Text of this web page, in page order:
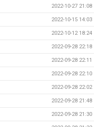
2022-10-27 21:08
2022-10-15 14:03
2022-10-12 18:24
2022-09-28 22:18
2022-09-28 22:11
2022-09-28 22:10
2022-09-28 22:02
2022-09-28 21:48
2022-09-28 21:30